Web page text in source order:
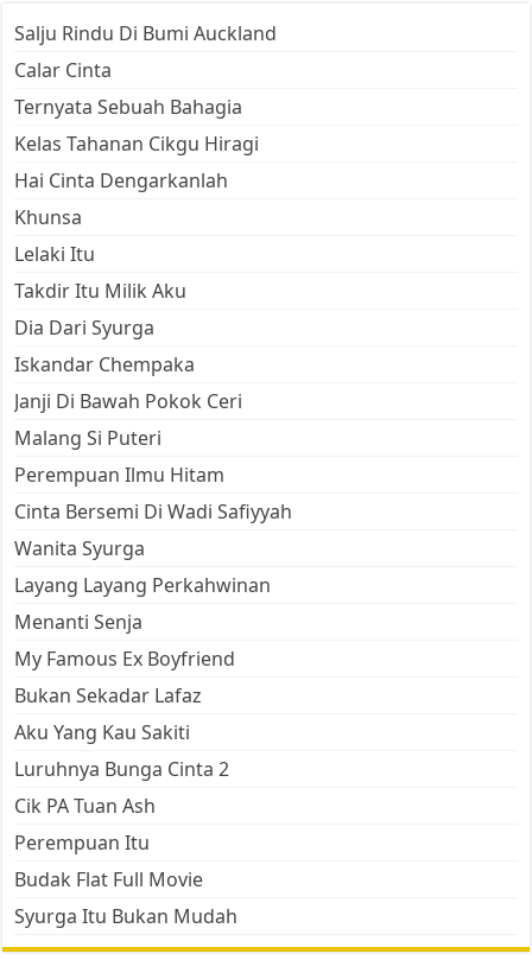
Salju Rindu Di Bumi Auckland
Calar Cinta
Ternyata Sebuah Bahagia
Kelas Tahanan Cikgu Hiragi
Hai Cinta Dengarkanlah
Khunsa
Lelaki Itu
Takdir Itu Milik Aku
Dia Dari Syurga
Iskandar Chempaka
Janji Di Bawah Pokok Ceri
Malang Si Puteri
Perempuan Ilmu Hitam
Cinta Bersemi Di Wadi Safiyyah
Wanita Syurga
Layang Layang Perkahwinan
Menanti Senja
My Famous Ex Boyfriend
Bukan Sekadar Lafaz
Aku Yang Kau Sakiti
Luruhnya Bunga Cinta 2
Cik PA Tuan Ash
Perempuan Itu
Budak Flat Full Movie
Syurga Itu Bukan Mudah